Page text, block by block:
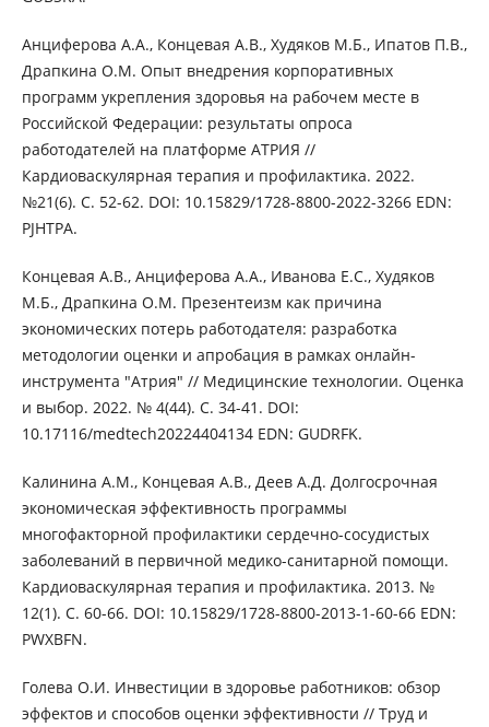
Анциферова А.А., Концевая А.В., Худяков М.Б., Ипатов П.В.,
Драпкина О.М. Опыт внедрения корпоративных
программ укрепления здоровья на рабочем месте в
Российской Федерации: результаты опроса
работодателей на платформе АТРИЯ //
Кардиоваскулярная терапия и профилактика. 2022.
№21(6). С. 52-62. DOI: 10.15829/1728-8800-2022-3266 EDN:
PJHTPA.
Концевая А.В., Анциферова А.А., Иванова Е.С., Худяков
М.Б., Драпкина О.М. Презентеизм как причина
экономических потерь работодателя: разработка
методологии оценки и апробация в рамках онлайн-
инструмента "Атрия" // Медицинские технологии. Оценка
и выбор. 2022. № 4(44). С. 34-41. DOI:
10.17116/medtech20224404134 EDN: GUDRFK.
Калинина А.М., Концевая А.В., Деев А.Д. Долгосрочная
экономическая эффективность программы
многофакторной профилактики сердечно-сосудистых
заболеваний в первичной медико-санитарной помощи.
Кардиоваскулярная терапия и профилактика. 2013. №
12(1). С. 60-66. DOI: 10.15829/1728-8800-2013-1-60-66 EDN:
PWXBFN.
Голева О.И. Инвестиции в здоровье работников: обзор
эффектов и способов оценки эффективности // Труд и